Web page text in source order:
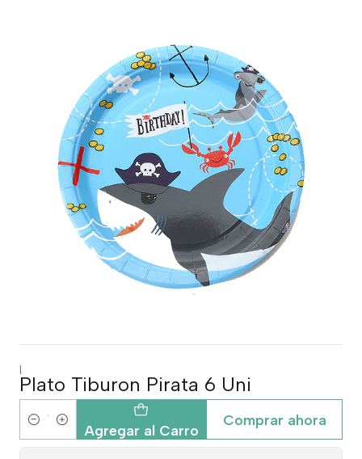
|
Plato Tiburon Pirata 6 Uni
Cantidad Agregar al Carro
Comprar ahora